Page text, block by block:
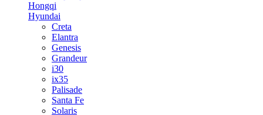
Hongqi
Hyundai
Creta
Elantra
Genesis
Grandeur
i30
ix35
Palisade
Santa Fe
Solaris